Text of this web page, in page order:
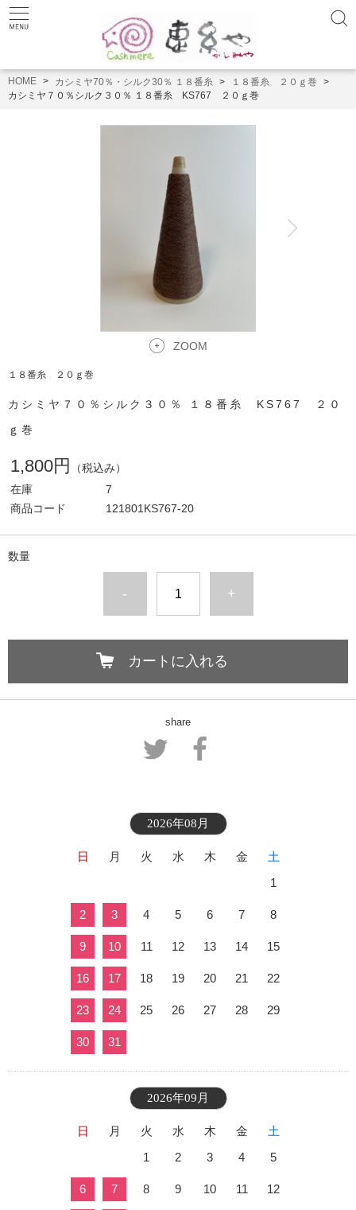
HOME カシミヤ70％・シルク30％ １８番糸
１８番糸 ２０ｇ巻
カシミヤ７０％シルク３０％ １８番糸 KS767 ２０ｇ巻
ZOOM
１８番糸 ２０ｇ巻
カシミヤ７０％シルク３０％ １８番糸 KS767 ２０
ｇ巻
1,800円
（税込み）
在庫
7
商品コード
121801KS767-20
数量
- +
カートに入れる
share
2026年08月
日 月 火 水 木 金
土
1
2 3 4 5 6 7 8
9 10 11 12 13 14 15
16 17 18 19 20 21 22
23 24 25 26 27 28 29
30 31
2026年09月
日 月 火 水 木 金
土
1
2 3 4 5
6 7 8 9 10 11 12